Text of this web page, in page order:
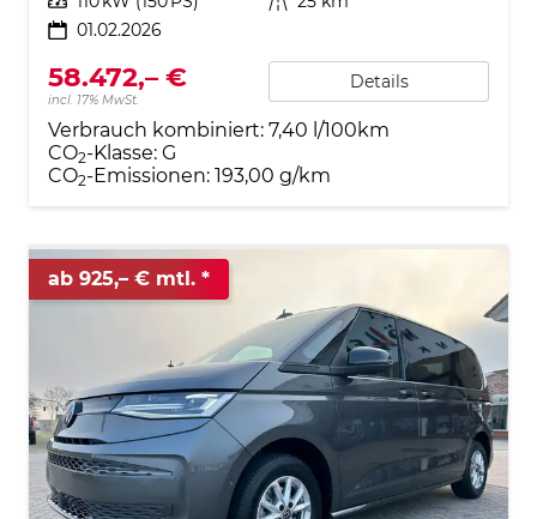
01.02.2026
58.472,– €
incl. 17% MwSt.
Details
Verbrauch kombiniert: 7,40 l/100km
CO2-Klasse: G
CO2-Emissionen: 193,00 g/km
ab 925,– € mtl.